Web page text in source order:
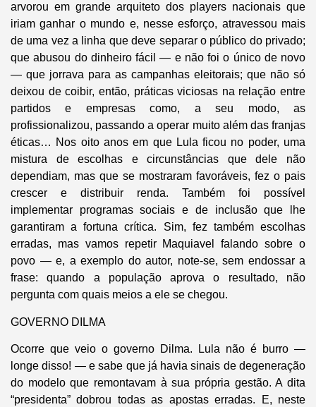
arvorou em grande arquiteto dos players nacionais que
iriam ganhar o mundo e, nesse esforço, atravessou mais
de uma vez a linha que deve separar o público do privado;
que abusou do dinheiro fácil — e não foi o único de novo
— que jorrava para as campanhas eleitorais; que não só
deixou de coibir, então, práticas viciosas na relação entre
partidos e empresas como, a seu modo, as
profissionalizou, passando a operar muito além das franjas
éticas… Nos oito anos em que Lula ficou no poder, uma
mistura de escolhas e circunstâncias que dele não
dependiam, mas que se mostraram favoráveis, fez o pais
crescer e distribuir renda. Também foi possível
implementar programas sociais e de inclusão que lhe
garantiram a fortuna crítica. Sim, fez também escolhas
erradas, mas vamos repetir Maquiavel falando sobre o
povo — e, a exemplo do autor, note-se, sem endossar a
frase: quando a população aprova o resultado, não
pergunta com quais meios a ele se chegou.
GOVERNO DILMA
Ocorre que veio o governo Dilma. Lula não é burro —
longe disso! — e sabe que já havia sinais de degeneração
do modelo que remontavam à sua própria gestão. A dita
“presidenta” dobrou todas as apostas erradas. E, neste